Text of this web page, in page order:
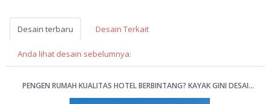
Desain terbaru Desain Terkait
Anda lihat desain sebelumnya:
PENGEN RUMAH KUALITAS HOTEL BERBINTANG? KAYAK GINI DESAINNYA 8X15M [KODE 072C]